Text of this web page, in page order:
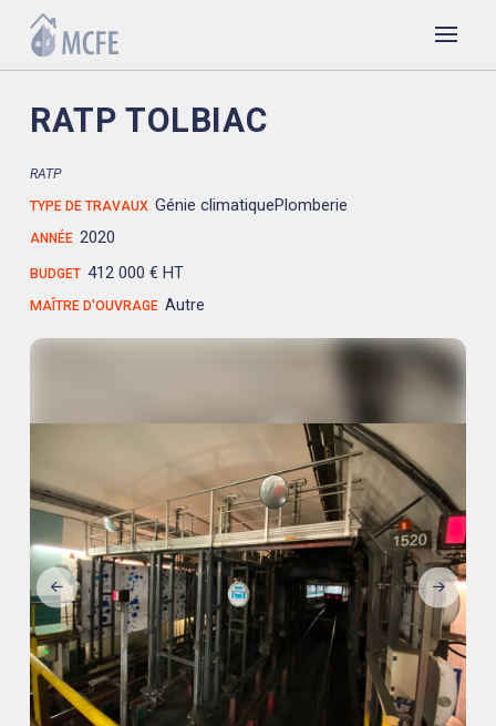
RATP TOLBIAC
RATP
TYPE DE TRAVAUX Génie climatiquePlomberie
ANNÉE 2020
BUDGET 412 000 € HT
MAÎTRE D'OUVRAGE Autre